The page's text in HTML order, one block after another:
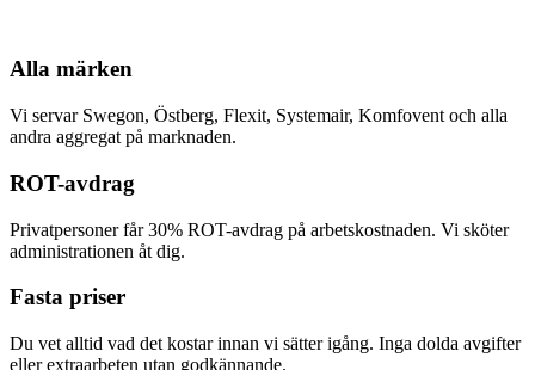
Alla märken
Vi servar Swegon, Östberg, Flexit, Systemair, Komfovent och alla
andra aggregat på marknaden.
ROT-avdrag
Privatpersoner får 30% ROT-avdrag på arbetskostnaden. Vi sköter
administrationen åt dig.
Fasta priser
Du vet alltid vad det kostar innan vi sätter igång. Inga dolda avgifter
eller extraarbeten utan godkännande.